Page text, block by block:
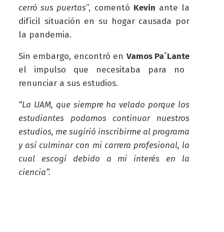
cerró sus puertas”, comentó Kevin ante la
difícil situación en su hogar causada por
la pandemia.
Sin embargo, encontró en Vamos Pa´Lante
el impulso que necesitaba para no
renunciar a sus estudios.
“La UAM, que siempre ha velado porque los
estudiantes podamos continuar nuestros
estudios, me sugirió inscribirme al programa
y así culminar con mi carrera profesional, la
cual escogí debido a mi interés en la
ciencia”.